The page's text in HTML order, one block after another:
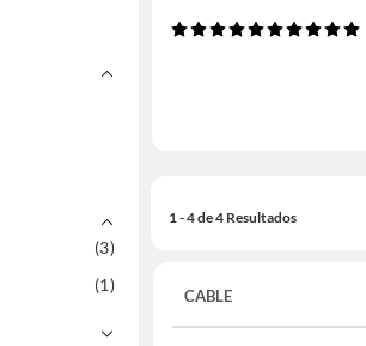
(3)
(1)
1 - 4 de 4 Resultados
CABLE